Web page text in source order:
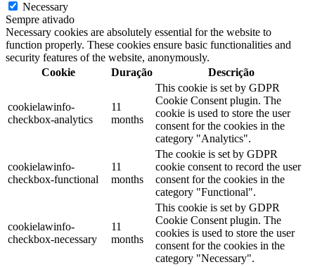
Necessary
Sempre ativado
Necessary cookies are absolutely essential for the website to
function properly. These cookies ensure basic functionalities and
security features of the website, anonymously.
Cookie
Duração Descrição
cookielawinfo-
checkbox-analytics
11
months
This cookie is set by GDPR
Cookie Consent plugin. The
cookie is used to store the user
consent for the cookies in the
category "Analytics".
cookielawinfo-
checkbox-functional
11
months
The cookie is set by GDPR
cookie consent to record the user
consent for the cookies in the
category "Functional".
cookielawinfo-
checkbox-necessary
11
months
This cookie is set by GDPR
Cookie Consent plugin. The
cookies is used to store the user
consent for the cookies in the
category "Necessary".